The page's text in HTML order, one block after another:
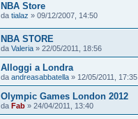
NBA Store
da tialaz » 09/12/2007, 14:50
NBA STORE
da Valeria » 22/05/2011, 18:56
Alloggi a Londra
da andreasabbatella » 12/05/2011, 17:35
Olympic Games London 2012
da Fab » 24/04/2011, 13:40